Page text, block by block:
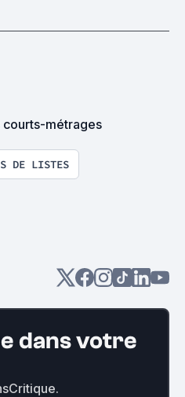
courts-métrages
DE LISTES
dans votre